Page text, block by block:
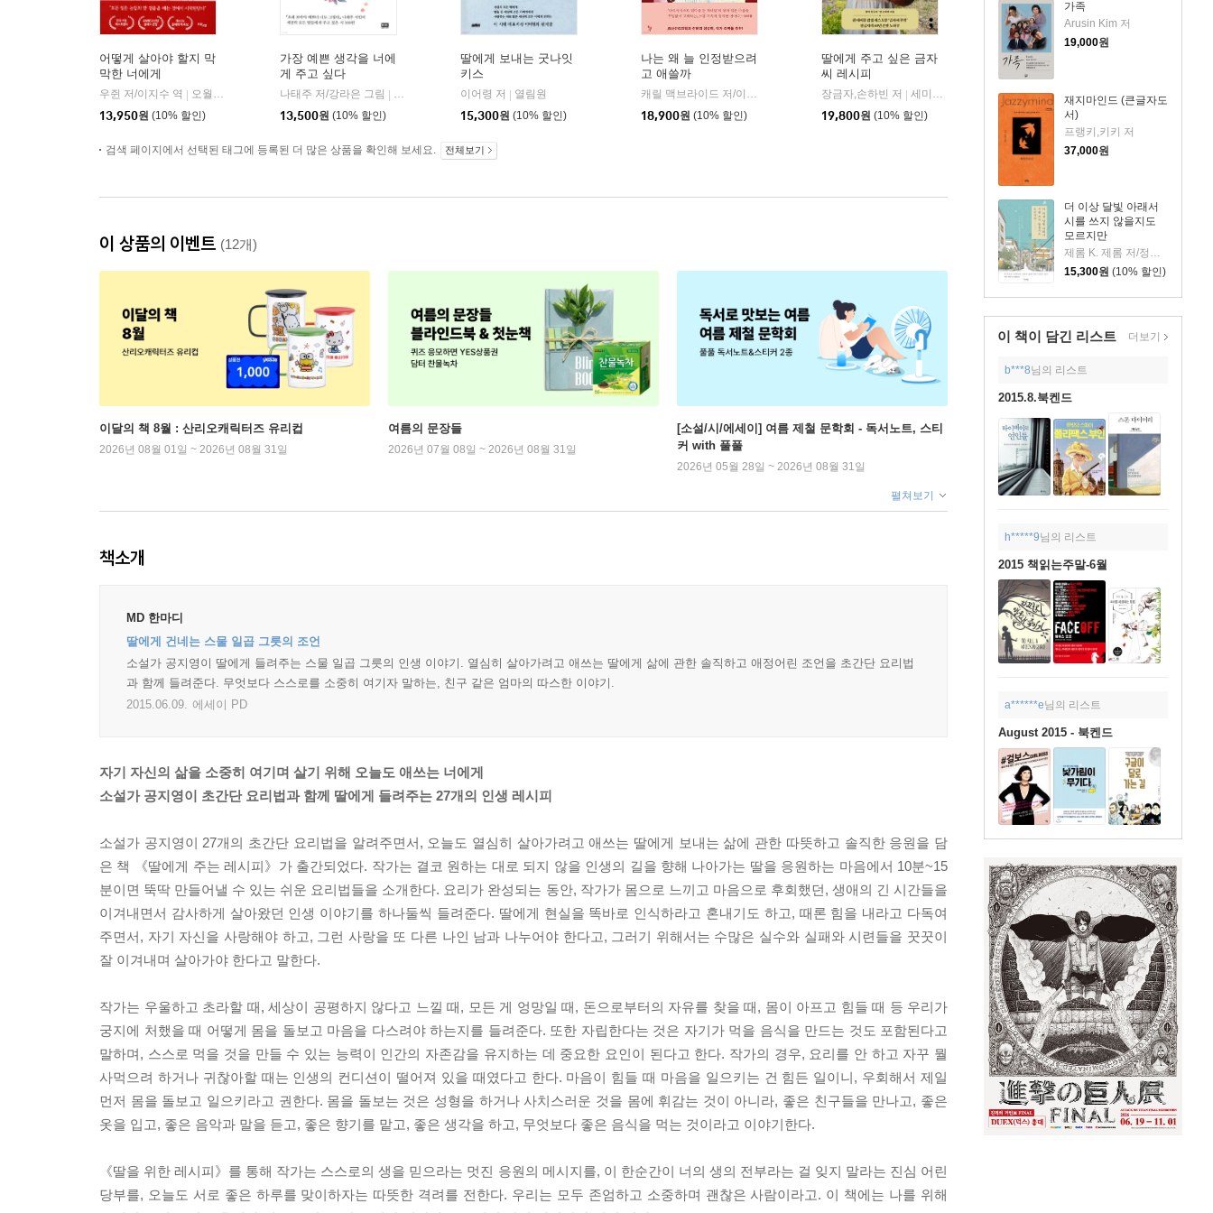
가족
Arusin Kim 저
19,000원
재지마인드 (큰글자도
서)
프랭키,키키 저
37,000원
더 이상 달빛 아래서
시를 쓰지 않을지도
모르지만
제롬 K. 제롬 저/정혜엽 역
15,300원 (10% 할인)
이 책이 담긴 리스트 더보기
b***8님의 리스트
2015.8.북켄드
h*****9님의 리스트
2015 책읽는주말-6월
a******e님의 리스트
August 2015 - 북켄드
어떻게 살아야 할지 막
막한 너에게
우쥔 저/이지수 역
오월구일
13,950원 (10% 할인)
가장 예쁜 생각을 너에
게 주고 싶다
나태주 저/강라은 그림
알에이치코리아(RHK)
13,500원 (10% 할인)
딸에게 보내는 굿나잇
키스
이어령 저
열림원
15,300원 (10% 할인)
나는 왜 늘 인정받으려
고 애쓸까
캐릴 맥브라이드 저/이현정 역
18,900원 (10% 할인)
딸에게 주고 싶은 금자
씨 레시피
장금자,손하빈 저
세미콜론
19,800원 (10% 할인)
검색 페이지에서 선택된 태그에 등록된 더 많은 상품을 확인해 보세요. 전체보기
이 상품의 이벤트 (12개)
이달의 책 8월 : 산리오캐릭터즈 유리컵
2026년 08월 01일 ~ 2026년 08월 31일
여름의 문장들
2026년 07월 08일 ~ 2026년 08월 31일
[소설/시/에세이] 여름 제철 문학회 - 독서노트, 스티
커 with 풀풀
2026년 05월 28일 ~ 2026년 08월 31일
펼쳐보기
책소개
MD 한마디
딸에게 건네는 스물 일곱 그릇의 조언
소설가 공지영이 딸에게 들려주는 스물 일곱 그릇의 인생 이야기. 열심히 살아가려고 애쓰는 딸에게 삶에 관한 솔직하고 애정어린 조언을 초간단 요리법
과 함께 들려준다. 무엇보다 스스로를 소중히 여기자 말하는, 친구 같은 엄마의 따스한 이야기.
2015.06.09. 에세이 PD
자기 자신의 삶을 소중히 여기며 살기 위해 오늘도 애쓰는 너에게
소설가 공지영이 초간단 요리법과 함께 딸에게 들려주는 27개의 인생 레시피
소설가 공지영이 27개의 초간단 요리법을 알려주면서, 오늘도 열심히 살아가려고 애쓰는 딸에게 보내는 삶에 관한 따뜻하고 솔직한 응원을 담
은 책 《딸에게 주는 레시피》가 출간되었다. 작가는 결코 원하는 대로 되지 않을 인생의 길을 향해 나아가는 딸을 응원하는 마음에서 10분~15
분이면 뚝딱 만들어낼 수 있는 쉬운 요리법들을 소개한다. 요리가 완성되는 동안, 작가가 몸으로 느끼고 마음으로 후회했던, 생애의 긴 시간들을
이겨내면서 감사하게 살아왔던 인생 이야기를 하나둘씩 들려준다. 딸에게 현실을 똑바로 인식하라고 혼내기도 하고, 때론 힘을 내라고 다독여
주면서, 자기 자신을 사랑해야 하고, 그런 사랑을 또 다른 나인 남과 나누어야 한다고, 그러기 위해서는 수많은 실수와 실패와 시련들을 꿋꿋이
잘 이겨내며 살아가야 한다고 말한다.
작가는 우울하고 초라할 때, 세상이 공평하지 않다고 느낄 때, 모든 게 엉망일 때, 돈으로부터의 자유를 찾을 때, 몸이 아프고 힘들 때 등 우리가
궁지에 처했을 때 어떻게 몸을 돌보고 마음을 다스려야 하는지를 들려준다. 또한 자립한다는 것은 자기가 먹을 음식을 만드는 것도 포함된다고
말하며, 스스로 먹을 것을 만들 수 있는 능력이 인간의 자존감을 유지하는 데 중요한 요인이 된다고 한다. 작가의 경우, 요리를 안 하고 자꾸 뭘
사먹으려 하거나 귀찮아할 때는 인생의 컨디션이 떨어져 있을 때였다고 한다. 마음이 힘들 때 마음을 일으키는 건 힘든 일이니, 우회해서 제일
먼저 몸을 돌보고 일으키라고 권한다. 몸을 돌보는 것은 성형을 하거나 사치스러운 것을 몸에 휘감는 것이 아니라, 좋은 친구들을 만나고, 좋은
옷을 입고, 좋은 음악과 말을 듣고, 좋은 향기를 맡고, 좋은 생각을 하고, 무엇보다 좋은 음식을 먹는 것이라고 이야기한다.
《딸을 위한 레시피》를 통해 작가는 스스로의 생을 믿으라는 멋진 응원의 메시지를, 이 한순간이 너의 생의 전부라는 걸 잊지 말라는 진심 어린
당부를, 오늘도 서로 좋은 하루를 맞이하자는 따뜻한 격려를 전한다. 우리는 모두 존엄하고 소중하며 괜찮은 사람이라고. 이 책에는 나를 위해